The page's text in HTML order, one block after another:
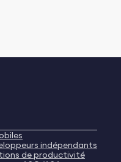
indépendants
de productivité